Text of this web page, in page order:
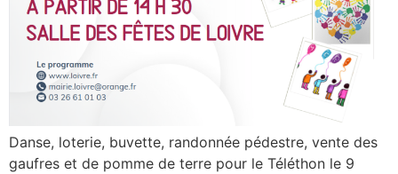
Danse, loterie, buvette, randonnée pédestre, vente des
gaufres et de pomme de terre pour le Téléthon le 9